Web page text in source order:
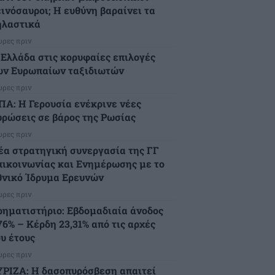
Η ευθύνη βαραίνει τα
πριν
στις κορυφαίες επιλογές
Ευρωπαίων ταξιδιωτών
πριν
Η Γερουσία ενέκρινε νέες
σε βάρος της Ρωσίας
πριν
στρατηγική συνεργασία της ΓΓ
και Ενημέρωσης με το
Ίδρυμα Ερευνών
πριν
Εβδομαδιαία άνοδος
– Κέρδη 23,31% από τις αρχές
έτους
πριν
Η δασοπυρόσβεση απαιτεί